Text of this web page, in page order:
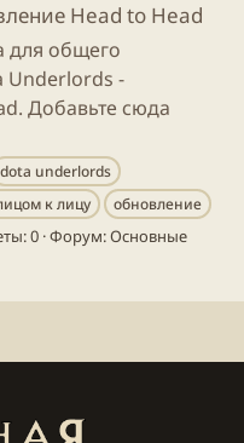
Head to Head
для общего
Underlords -
Добавьте сюда
dota underlords
к лицу
обновление
0 Форум:Основные